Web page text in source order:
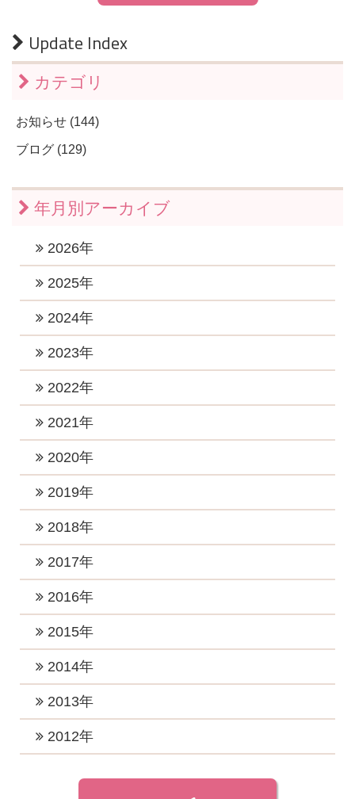
Update Index
カテゴリ
お知らせ (144)
ブログ (129)
年月別アーカイブ
2026年
2026年7月 (1)
2026年5月 (1)
2026年4月 (1)
2026年3月 (1)
2026年2月 (1)
2025年
2025年11月 (1)
2025年9月 (1)
2025年8月 (1)
2025年6月 (2)
2025年5月 (1)
2025年2月 (2)
2025年1月 (2)
2024年
2024年12月 (2)
2024年10月 (1)
2024年9月 (2)
2024年8月 (1)
2024年6月 (3)
2024年4月 (2)
2024年3月 (2)
2024年2月 (1)
2023年
2023年12月 (1)
2023年8月 (2)
2023年7月 (2)
2023年5月 (1)
2023年4月 (2)
2023年2月 (2)
2023年1月 (5)
2022年
2022年12月 (1)
2022年10月 (1)
2022年8月 (1)
2022年7月 (4)
2022年6月 (1)
2022年4月 (1)
2022年3月 (1)
2022年2月 (2)
2022年1月 (2)
2021年
2021年11月 (4)
2021年8月 (2)
2021年7月 (1)
2021年6月 (4)
2021年5月 (1)
2021年2月 (2)
2021年1月 (3)
2020年
2020年12月 (2)
2020年10月 (2)
2020年8月 (3)
2020年7月 (2)
2020年5月 (2)
2020年3月 (4)
2020年2月 (1)
2020年1月 (4)
2019年
2019年12月 (2)
2019年10月 (3)
2019年7月 (3)
2019年5月 (1)
2019年4月 (2)
2019年2月 (4)
2019年1月 (3)
2018年
2018年12月 (2)
2018年10月 (1)
2018年8月 (3)
2018年7月 (1)
2018年6月 (2)
2018年4月 (2)
2018年3月 (3)
2017年
2017年12月 (3)
2017年10月 (4)
2017年9月 (4)
2017年8月 (3)
2017年7月 (6)
2017年5月 (6)
2016年
2016年12月 (4)
2016年10月 (4)
2016年9月 (3)
2016年8月 (3)
2015年
2015年12月 (2)
2015年10月 (1)
2015年9月 (1)
2014年
2014年12月 (2)
2014年4月 (1)
2014年3月 (2)
2013年
2013年11月 (1)
2012年